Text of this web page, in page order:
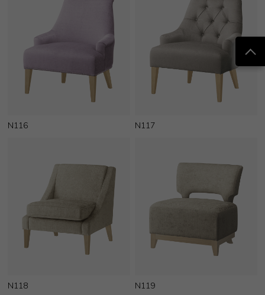
N116 N117
N118 N119